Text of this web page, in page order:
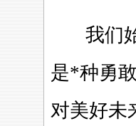
我们始
是*种勇
对美好未